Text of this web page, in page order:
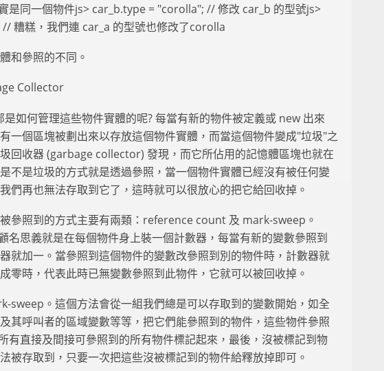
是同一個物件js> car_b.type = "corolla"; // 修改 car_b 的型號js>
糟糕，我們連 car_a 的型號也修改了corolla
和參照的不同。
Collector
如何管理這些物件實體的呢? 每當有新的物件被定義或 new 出來
一個區塊被劃出來以存放這個物件實體，而當這個物件變成"垃圾"之
回收器 (garbage collector) 發現，而它所佔用的記憶體區塊也就在
不是垃圾的方式就是透過參照，當一個物件實體已經沒有被任何變
們再也無法存取到它了，這時就可以很放心的把它給回收掉。
參照到的方式主要有兩類：reference count 及 mark-sweep。
思義就是在每個物件身上裝一個計數器，每當有新的變數參照到
就加一。當參照到這個物件的變數改參照到別的物件時，計數器就
零時，代表此時已無變數參照到此物件，它就可以被回收掉。
sweep。這個方法會從一組我們總是可以存取到的變數開始，如全
其呼叫者的區域變數等等，把它們能參照到的物件，這些物件參照
有直接及間接可參照到的所有物件標記起來，最後，沒被標記到物
被存取到，只要一次把這些沒被標記到的物件給釋放掉即可。